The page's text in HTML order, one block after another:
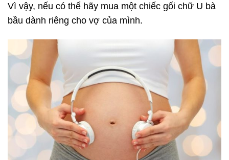
Vì vậy, nếu có thể hãy mua một chiếc gối chữ U bà
bầu dành riêng cho vợ của mình.